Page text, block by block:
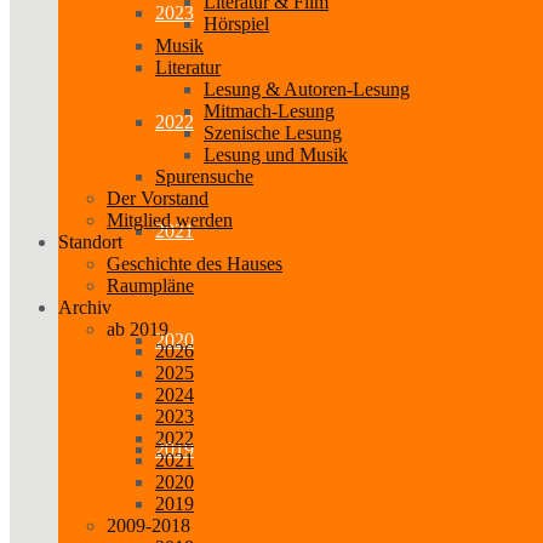
2023
2022
2021
2020
2019
Hörspiel
Musik
Literatur
Lesung & Autoren-Lesung
Mitmach-Lesung
Szenische Lesung
Lesung und Musik
Spurensuche
Der Vorstand
Mitglied werden
Standort
Geschichte des Hauses
Raumpläne
Archiv
ab 2019
2026
2025
2024
2023
2022
2021
2020
2019
2009-2018